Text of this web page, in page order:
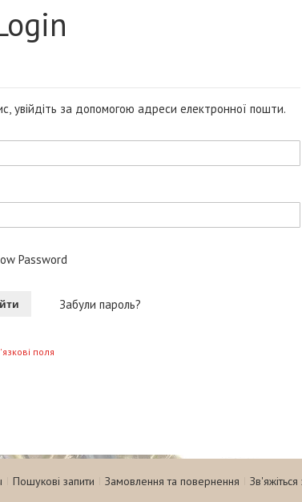
увійдіть за допомогою адреси електронної пошти.
Password
Забули пароль?
Пошукові запити Замовлення та повернення